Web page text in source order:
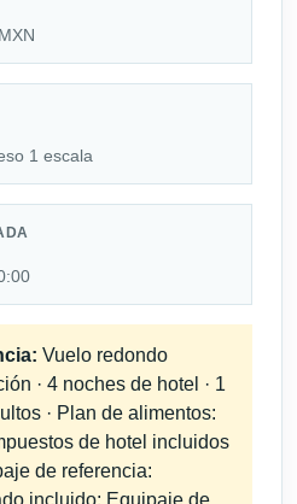
1 escala
Vuelo redondo
· 4 noches de hotel · 1
· Plan de alimentos:
de hotel incluidos
de referencia: